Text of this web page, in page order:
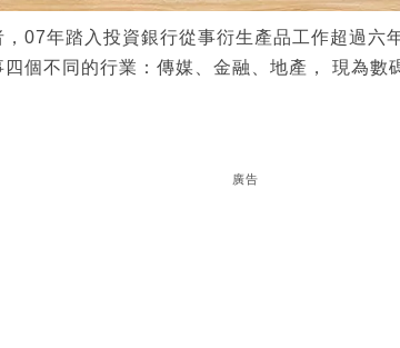
07年踏入投資銀行從事衍生產品工作超過六
個不同的行業：傳媒、金融、地產， 現為數
廣告